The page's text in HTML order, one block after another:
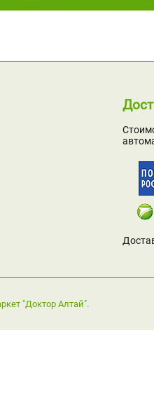
"Доктор Алтай".